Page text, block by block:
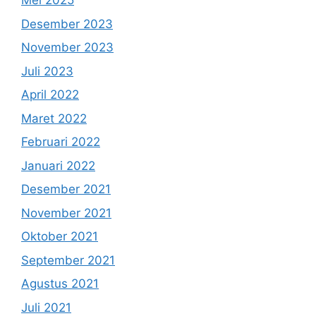
Desember 2023
November 2023
Juli 2023
April 2022
Maret 2022
Februari 2022
Januari 2022
Desember 2021
November 2021
Oktober 2021
September 2021
Agustus 2021
Juli 2021